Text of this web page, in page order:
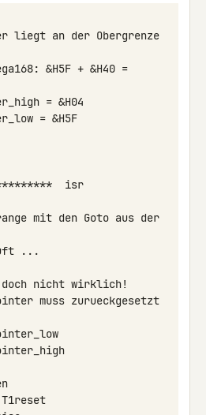
liegt an der Obergrenze
&H5F + &H40 =